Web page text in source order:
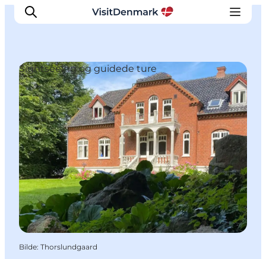
Inspirasjon
Reisemål
Aktiviteter
Overnatting
Planlegg reisen
Sightseeing og guidede ture
Bilde: Thorslundgaard